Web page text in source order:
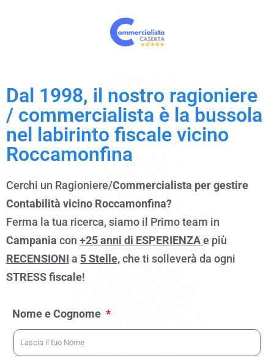
Dal 1998, il nostro ragioniere
/ commercialista è la bussola
nel labirinto fiscale vicino
Roccamonfina
Cerchi un Ragioniere/Commercialista per gestire
Contabilità vicino Roccamonfina?
Ferma la tua ricerca, siamo il Primo team in
Campania con +25 anni di ESPERIENZAe più
RECENSIONI a 5 Stelle,che ti solleverà da ogni
STRESS fiscale!
Nome e Cognome